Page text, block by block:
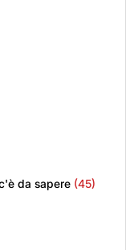
da sapere (45)